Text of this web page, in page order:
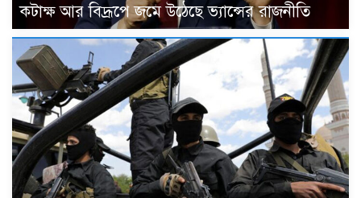
কটাক্ষ আর বিদ্রূপে জমে উঠেছে ভ্যান্সের রাজনীতি